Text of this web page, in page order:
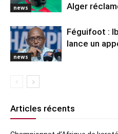
news
Alger
news
Féguifoot :
lance un
Articles récents